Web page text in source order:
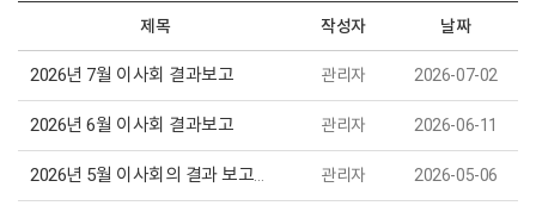
제목 작성자 날짜
2026년 7월 이사회 결과보고 관리자 2026-07-02
2026년 6월 이사회 결과보고 관리자 2026-06-11
관리자 2026-05-06